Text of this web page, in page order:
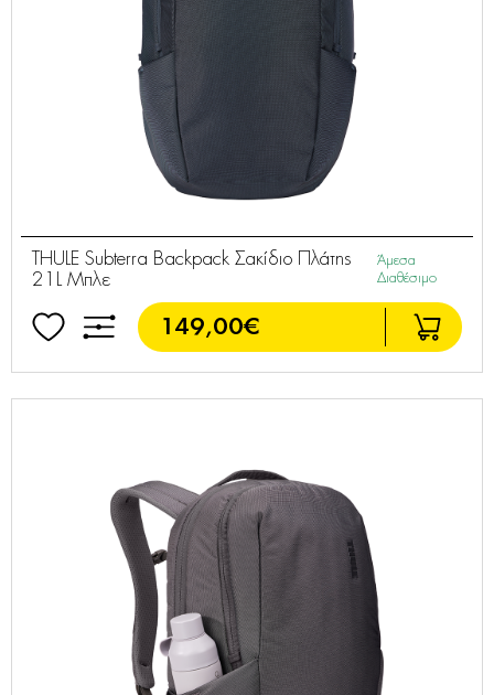
THULE Subterra Backpack Σακίδιο Πλάτης
21L Μπλε
Άμεσα
Διαθέσιμο
149,00€